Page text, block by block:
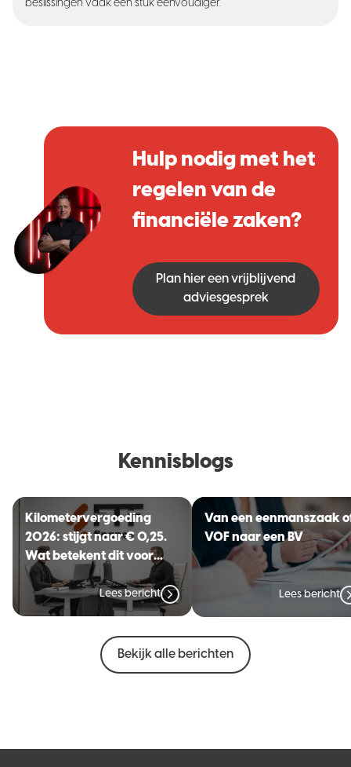
beslissingen vaak een stuk eenvoudiger.
Hulp nodig met het
regelen van de
financiële zaken?
Plan hier een vrijblijvend
adviesgesprek
Kennisblogs
Kilometervergoeding
2026: stijgt naar € 0,25.
Wat betekent dit voor
jouw organisatie?
Lees bericht
Van een eenmanszaak
VOF naar een BV
Lees bericht
Bekijk alle berichten